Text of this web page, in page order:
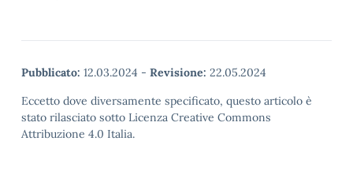
Pubblicato: 12.03.2024 - Revisione: 22.05.2024
Eccetto dove diversamente specificato, questo articolo è
stato rilasciato sotto Licenza Creative Commons
Attribuzione 4.0 Italia.